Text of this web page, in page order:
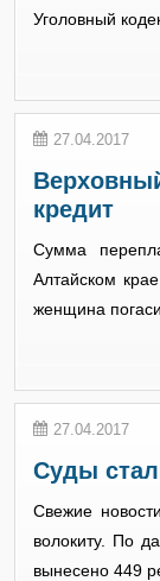
Уголовный
27.04.2017
кредит
Сумма
Алтайском
женщина
27.04.2017
Суды
Свежие
волокиту. По
вынесено 449